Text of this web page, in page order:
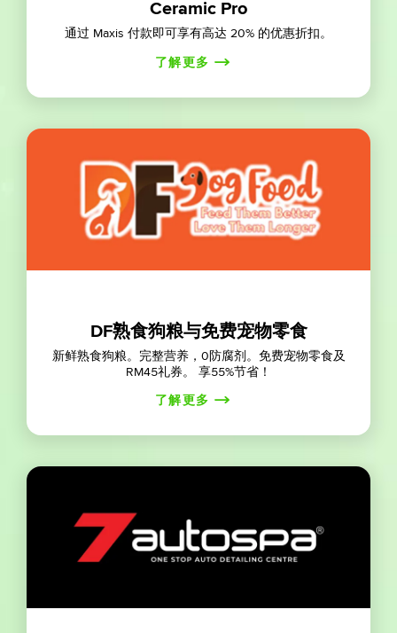
Ceramic Pro
通过 Maxis 付款即可享有高达 20% 的优惠折扣。
了解更多
DF熟食狗粮与免费宠物零食
新鲜熟食狗粮。完整营养，0防腐剂。免费宠物零食及
RM45礼券。 享55%节省！
了解更多